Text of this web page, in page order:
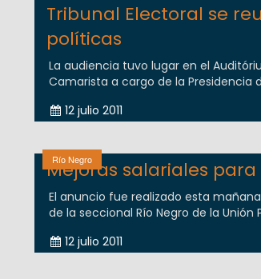
Tribunal Electoral se
políticas
La audiencia tuvo lugar en el
Camarista a cargo de la Presidencia
12 julio 2011
Río Negro
Mejoras salariales
El anuncio fue realizado esta
de la seccional Río Negro de la Unión
12 julio 2011